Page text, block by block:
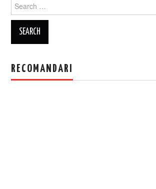
for:
RECOMANDARI